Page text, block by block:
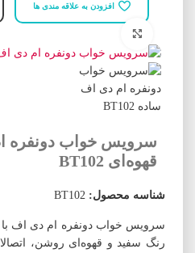
افزودن به علاقه مندی ها
سرویس خواب دونفره
قهوه‌ای BT102
شناسه محصول: BT102
سرویس خواب دونفره ام دی اف
رنگ سفید و قهوه‌ای روشن،